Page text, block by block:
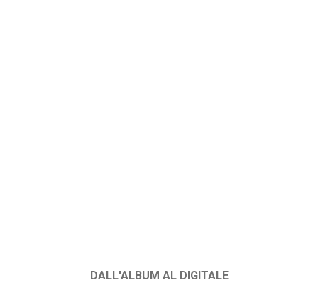
DALL'ALBUM AL DIGITALE